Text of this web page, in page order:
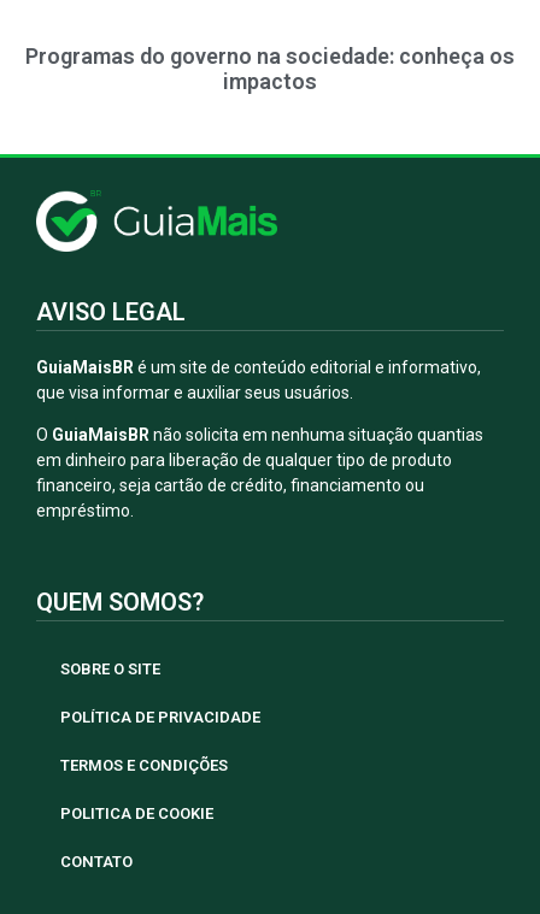
Programas do governo na sociedade: conheça os
impactos
AVISO LEGAL
GuiaMaisBR é um site de conteúdo editorial e informativo,
que visa informar e auxiliar seus usuários.
O GuiaMaisBR não solicita em nenhuma situação quantias
em dinheiro para liberação de qualquer tipo de produto
financeiro, seja cartão de crédito, financiamento ou
empréstimo.
QUEM SOMOS?
SOBRE O SITE
POLÍTICA DE PRIVACIDADE
TERMOS E CONDIÇÕES
POLITICA DE COOKIE
CONTATO